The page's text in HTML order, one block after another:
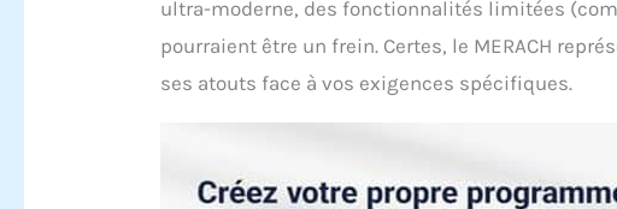
répondre
ultra-moderne, des fonctionnalités limitées
pourraient être un frein. Certes, le MERACH
ses atouts face à vos exigences spécifiques.